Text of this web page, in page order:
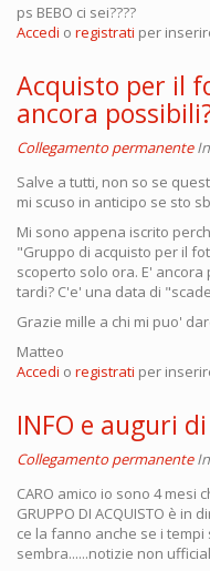
ps BEBO ci sei????
Accedi o registrati per
Acquisto per il
ancora
Collegamento permanente
Salve a tutti, non so se
mi scuso in anticipo se sto
Mi sono appena iscrito
"Gruppo di acquisto per il
scoperto solo ora. E'
tardi? C'e' una data di
Grazie mille a chi mi puo'
Matteo
Accedi o registrati per
INFO e auguri
Collegamento permanente
CARO amico io sono 4 mesi
GRUPPO DI ACQUISTO è in
ce la fanno anche se i tempi
sembra......notizie non